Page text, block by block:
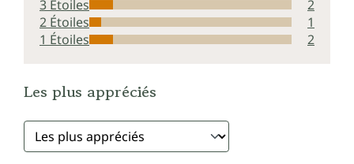
Le calcium
au maintien d'une ossature normale
à une fonction musculaire normale
au maintien d'une dentition normale
à une coagulation sanguine normale
à un métabolisme énergétique normal
3 Étoiles
2
2 Étoiles
1
1 Étoiles
2
Les plus appréciés